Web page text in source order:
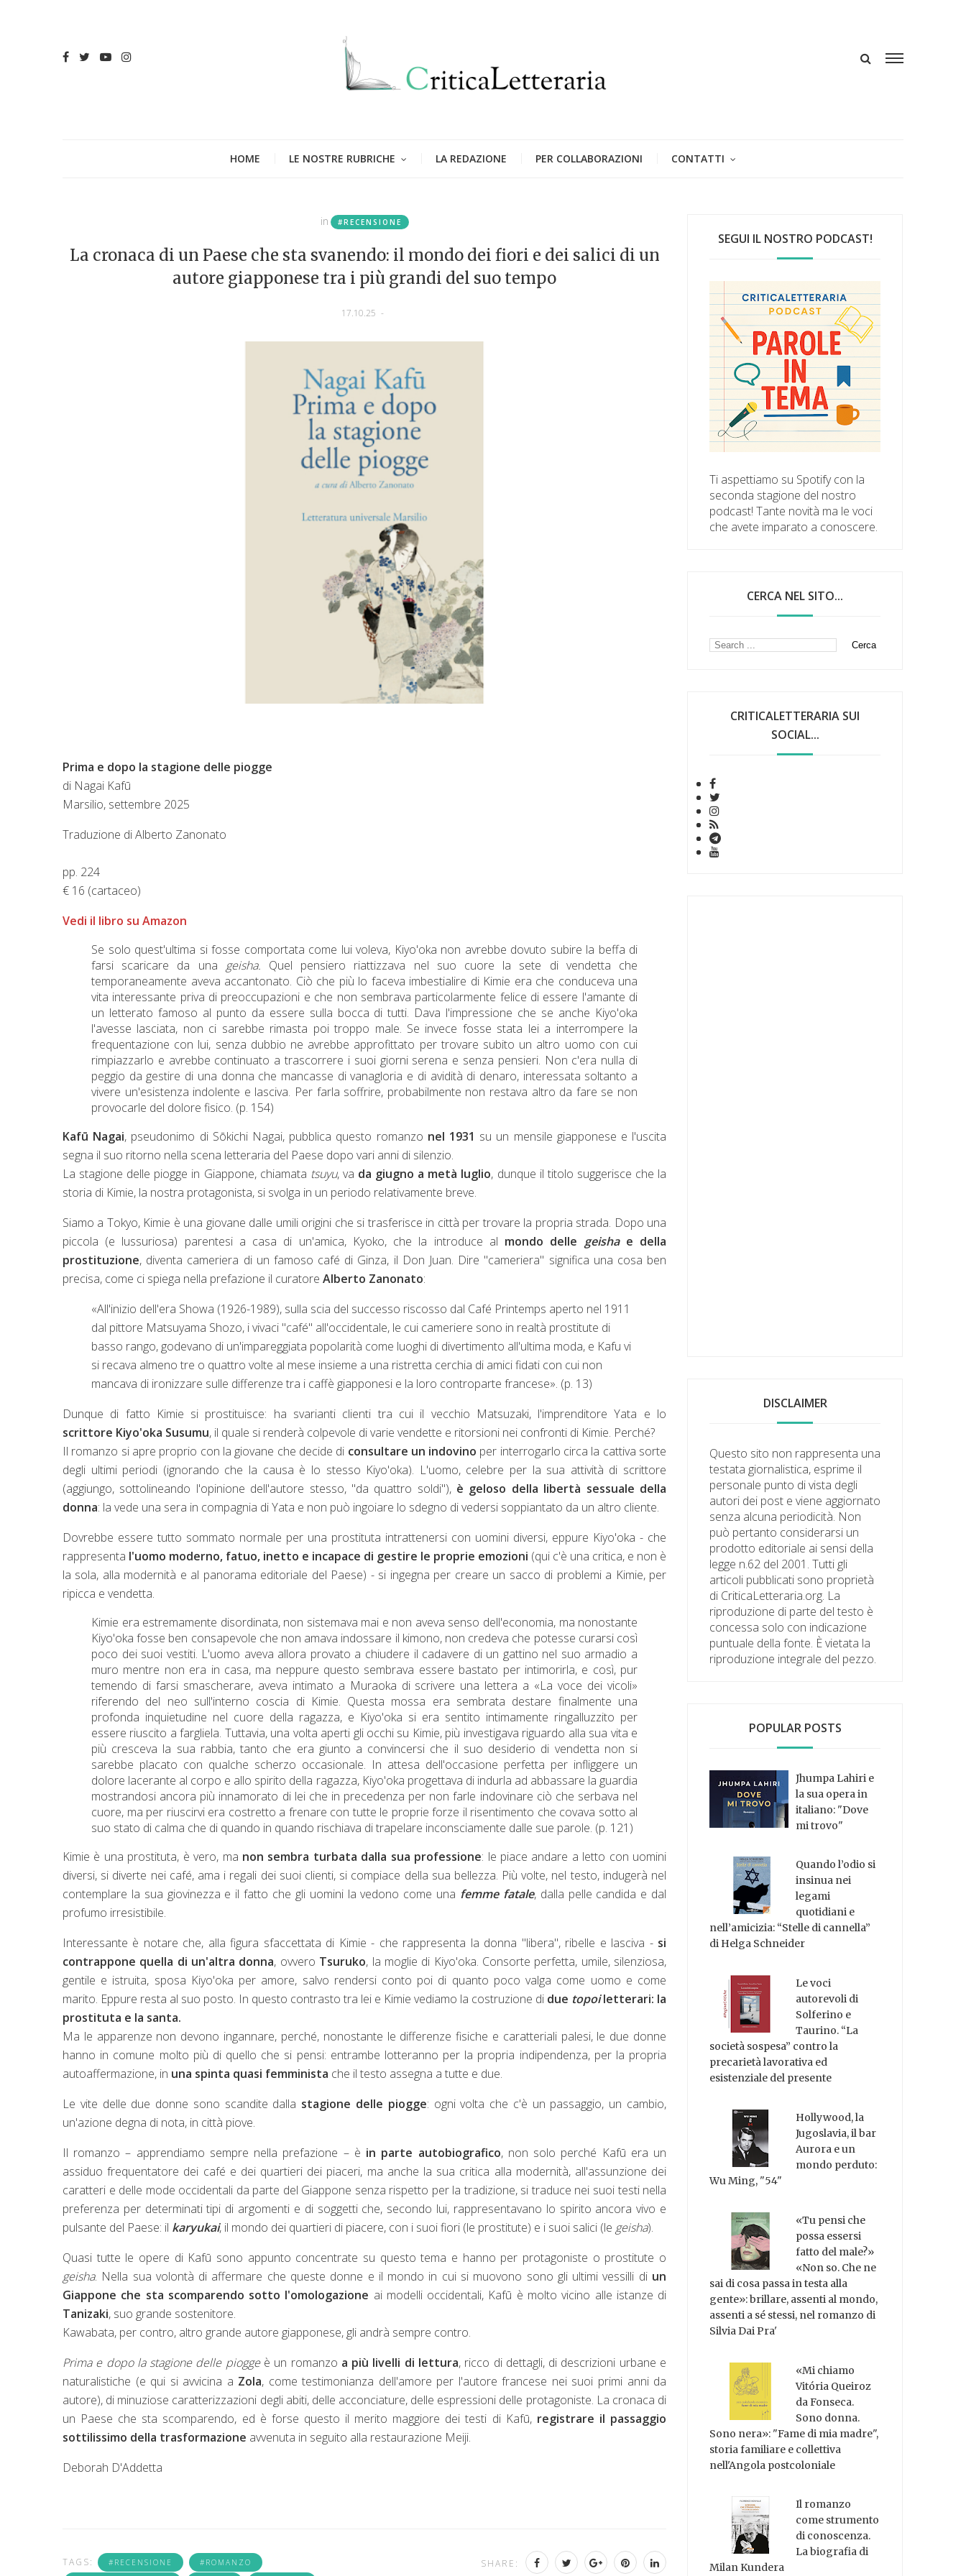
HOME LE NOSTRE RUBRICHE LA REDAZIONE PER COLLABORAZIONI CONTATTI
in #RECENSIONE
La cronaca di un Paese che sta svanendo: il mondo dei fiori e dei salici di un
autore giapponese tra i più grandi del suo tempo
17.10.25 -
Prima e dopo la stagione delle piogge
di Nagai Kafū
Marsilio, settembre 2025
Traduzione di Alberto Zanonato
pp. 224
€ 16 (cartaceo)
Vedi il libro su Amazon
Se solo quest'ultima si fosse comportata come lui voleva, Kiyo'oka non avrebbe dovuto subire la beffa di
farsi scaricare da una geisha. Quel pensiero riattizzava nel suo cuore la sete di vendetta che
temporaneamente aveva accantonato. Ciò che più lo faceva imbestialire di Kimie era che conduceva una
vita interessante priva di preoccupazioni e che non sembrava particolarmente felice di essere l'amante di
un letterato famoso al punto da essere sulla bocca di tutti. Dava l'impressione che se anche Kiyo'oka
l'avesse lasciata, non ci sarebbe rimasta poi troppo male. Se invece fosse stata lei a interrompere la
frequentazione con lui, senza dubbio ne avrebbe approfittato per trovare subito un altro uomo con cui
rimpiazzarlo e avrebbe continuato a trascorrere i suoi giorni serena e senza pensieri. Non c'era nulla di
peggio da gestire di una donna che mancasse di vanagloria e di avidità di denaro, interessata soltanto a
vivere un'esistenza indolente e lasciva. Per farla soffrire, probabilmente non restava altro da fare se non
provocarle del dolore fisico. (p. 154)
Kafū Nagai, pseudonimo di Sōkichi Nagai, pubblica questo romanzo nel 1931 su un mensile giapponese e l'uscita
segna il suo ritorno nella scena letteraria del Paese dopo vari anni di silenzio.
La stagione delle piogge in Giappone, chiamata tsuyu, va da giugno a metà luglio, dunque il titolo suggerisce che la
storia di Kimie, la nostra protagonista, si svolga in un periodo relativamente breve.
Siamo a Tokyo, Kimie è una giovane dalle umili origini che si trasferisce in città per trovare la propria strada. Dopo una
piccola (e lussuriosa) parentesi a casa di un'amica, Kyoko, che la introduce al mondo delle geishae della
prostituzione, diventa cameriera di un famoso café di Ginza, il Don Juan. Dire "cameriera" significa una cosa ben
precisa, come ci spiega nella prefazione il curatore Alberto Zanonato:
«All'inizio dell'era Showa (1926-1989), sulla scia del successo riscosso dal Café Printemps aperto nel 1911
dal pittore Matsuyama Shozo, i vivaci "café" all'occidentale, le cui cameriere sono in realtà prostitute di
basso rango, godevano di un'impareggiata popolarità come luoghi di divertimento all'ultima moda, e Kafu vi
si recava almeno tre o quattro volte al mese insieme a una ristretta cerchia di amici fidati con cui non
mancava di ironizzare sulle differenze tra i caffè giapponesi e la loro controparte francese». (p. 13)
Dunque di fatto Kimie si prostituisce: ha svarianti clienti tra cui il vecchio Matsuzaki, l'imprenditore Yata e lo
scrittore Kiyo'oka Susumu, il quale si renderà colpevole di varie vendette e ritorsioni nei confronti di Kimie. Perché?
Il romanzo si apre proprio con la giovane che decide di consultare un indovino per interrogarlo circa la cattiva sorte
degli ultimi periodi (ignorando che la causa è lo stesso Kiyo'oka). L'uomo, celebre per la sua attività di scrittore
(aggiungo, sottolineando l'opinione dell'autore stesso, "da quattro soldi"), è geloso della libertà sessuale della
donna: la vede una sera in compagnia di Yata e non può ingoiare lo sdegno di vedersi soppiantato da un altro cliente.
Dovrebbe essere tutto sommato normale per una prostituta intrattenersi con uomini diversi, eppure Kiyo'oka - che
rappresenta l'uomo moderno, fatuo, inetto e incapace di gestire le proprie emozioni (qui c'è una critica, e non è
la sola, alla modernità e al panorama editoriale del Paese) - si ingegna per creare un sacco di problemi a Kimie, per
ripicca e vendetta.
Kimie era estremamente disordinata, non sistemava mai e non aveva senso dell'economia, ma nonostante
Kiyo'oka fosse ben consapevole che non amava indossare il kimono, non credeva che potesse curarsi così
poco dei suoi vestiti. L'uomo aveva allora provato a chiudere il cadavere di un gattino nel suo armadio a
muro mentre non era in casa, ma neppure questo sembrava essere bastato per intimorirla, e così, pur
temendo di farsi smascherare, aveva intimato a Muraoka di scrivere una lettera a «La voce dei vicoli»
riferendo del neo sull'interno coscia di Kimie. Questa mossa era sembrata destare finalmente una
profonda inquietudine nel cuore della ragazza, e Kiyo'oka si era sentito intimamente ringalluzzito per
essere riuscito a fargliela. Tuttavia, una volta aperti gli occhi su Kimie, più investigava riguardo alla sua vita e
più cresceva la sua rabbia, tanto che era giunto a convincersi che il suo desiderio di vendetta non si
sarebbe placato con qualche scherzo occasionale. In attesa dell'occasione perfetta per infliggere un
dolore lacerante al corpo e allo spirito della ragazza, Kiyo'oka progettava di indurla ad abbassare la guardia
mostrandosi ancora più innamorato di lei che in precedenza per non farle indovinare ciò che serbava nel
cuore, ma per riuscirvi era costretto a frenare con tutte le proprie forze il risentimento che covava sotto al
suo stato di calma che di quando in quando rischiava di trapelare inconsciamente dalle sue parole. (p. 121)
Kimie è una prostituta, è vero, ma non sembra turbata dalla sua professione: le piace andare a letto con uomini
diversi, si diverte nei café, ama i regali dei suoi clienti, si compiace della sua bellezza. Più volte, nel testo, indugerà nel
contemplare la sua giovinezza e il fatto che gli uomini la vedono come una femme fatale, dalla pelle candida e dal
profumo irresistibile.
Interessante è notare che, alla figura sfaccettata di Kimie - che rappresenta la donna "libera", ribelle e lasciva - si
contrappone quella di un'altra donna, ovvero Tsuruko, la moglie di Kiyo'oka. Consorte perfetta, umile, silenziosa,
gentile e istruita, sposa Kiyo'oka per amore, salvo rendersi conto poi di quanto poco valga come uomo e come
marito. Eppure resta al suo posto. In questo contrasto tra lei e Kimie vediamo la costruzione di due topoiletterari: la
prostituta e la santa.
Ma le apparenze non devono ingannare, perché, nonostante le differenze fisiche e caratteriali palesi, le due donne
hanno in comune molto più di quello che si pensi: entrambe lotteranno per la propria indipendenza, per la propria
autoaffermazione, in una spinta quasi femminista che il testo assegna a tutte e due.
Le vite delle due donne sono scandite dalla stagione delle piogge: ogni volta che c'è un passaggio, un cambio,
un'azione degna di nota, in città piove.
Il romanzo – apprendiamo sempre nella prefazione – è in parte autobiografico, non solo perché Kafū era un
assiduo frequentatore dei café e dei quartieri dei piaceri, ma anche la sua critica alla modernità, all'assunzione dei
caratteri e delle mode occidentali da parte del Giappone senza rispetto per la tradizione, si traduce nei suoi testi nella
preferenza per determinati tipi di argomenti e di soggetti che, secondo lui, rappresentavano lo spirito ancora vivo e
pulsante del Paese: il karyukai, il mondo dei quartieri di piacere, con i suoi fiori (le prostitute) e i suoi salici (le geisha).
Quasi tutte le opere di Kafū sono appunto concentrate su questo tema e hanno per protagoniste o prostitute o
geisha. Nella sua volontà di affermare che queste donne e il mondo in cui si muovono sono gli ultimi vessilli diun
Giappone che sta scomparendo sotto l'omologazione ai modelli occidentali, Kafū è molto vicino alle istanze di
Tanizaki, suo grande sostenitore.
Kawabata, per contro, altro grande autore giapponese, gli andrà sempre contro.
Prima e dopo la stagione delle pioggeè un romanzo a più livelli di lettura, ricco di dettagli, di descrizioni urbane e
naturalistiche (e qui si avvicina a Zola, come testimonianza dell'amore per l'autore francese nei suoi primi anni da
autore), di minuziose caratterizzazioni degli abiti, delle acconciature, delle espressioni delle protagoniste. La cronaca di
un Paese che sta scomparendo, ed è forse questo il merito maggiore dei testi di Kafū, registrare il passaggio
sottilissimo della trasformazione avvenuta in seguito alla restaurazione Meiji.
Deborah D'Addetta
TAGS: #RECENSIONE #ROMANZO SHARE:
SEGUI IL NOSTRO PODCAST!
Ti aspettiamo su Spotify con la
seconda stagione del nostro
podcast! Tante novità ma le voci
che avete imparato a conoscere.
CERCA NEL SITO...
CRITICALETTERARIA SUI
SOCIAL...
DISCLAIMER
Questo sito non rappresenta una
testata giornalistica, esprime il
personale punto di vista degli
autori dei post e viene aggiornato
senza alcuna periodicità. Non
può pertanto considerarsi un
prodotto editoriale ai sensi della
legge n.62 del 2001. Tutti gli
articoli pubblicati sono proprietà
di CriticaLetteraria.org. La
riproduzione di parte del testo è
concessa solo con indicazione
puntuale della fonte. È vietata la
riproduzione integrale del pezzo.
POPULAR POSTS
Jhumpa Lahiri e
la sua opera in
italiano: "Dove
mi trovo"
Quando l’odio si
insinua nei
legami
quotidiani e
nell’amicizia: “Stelle di cannella”
di Helga Schneider
Le voci
autorevoli di
Solferino e
Taurino. “La
società sospesa” contro la
precarietà lavorativa ed
esistenziale del presente
Hollywood, la
Jugoslavia, il bar
Aurora e un
mondo perduto:
Wu Ming, "54"
«Tu pensi che
possa essersi
fatto del male?»
«Non so. Che ne
sai di cosa passa in testa alla
gente»: brillare, assenti al mondo,
assenti a sé stessi, nel romanzo di
Silvia Dai Pra'
«Mi chiamo
Vitória Queiroz
da Fonseca.
Sono donna.
Sono nera»: "Fame di mia madre",
storia familiare e collettiva
nell'Angola postcoloniale
Il romanzo
come strumento
di conoscenza.
La biografia di
Milan Kundera